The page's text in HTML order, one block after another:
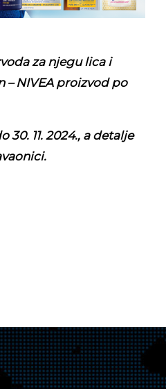
za njegu lica i
– NIVEA proizvod po
30. 11. 2024., a detalje